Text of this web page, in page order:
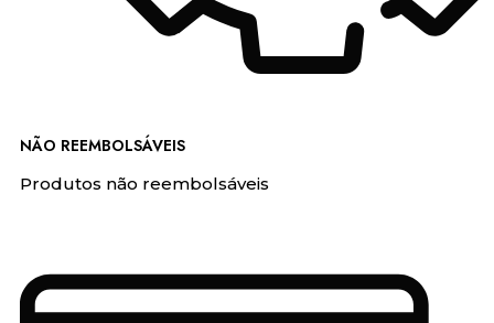
NÃO REEMBOLSÁVEIS
Produtos não reembolsáveis